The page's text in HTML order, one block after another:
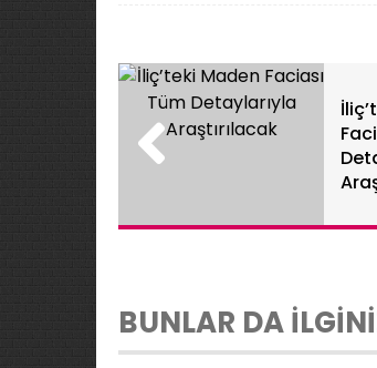
BUNLAR DA